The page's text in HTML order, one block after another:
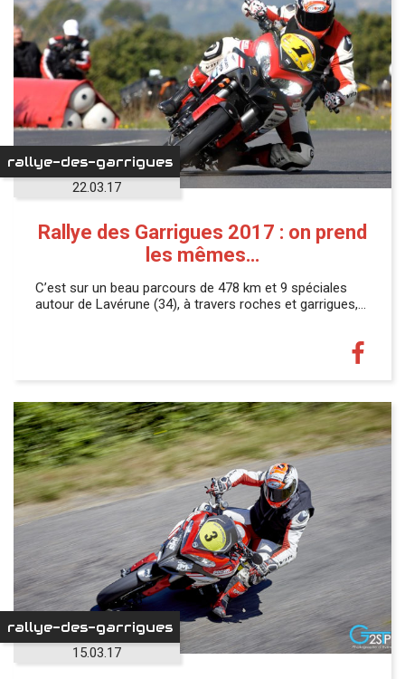
rallye-des-garrigues
22.03.17
Rallye des Garrigues 2017 : on prend
les mêmes…
C’est sur un beau parcours de 478 km et 9 spéciales
autour de Lavérune (34), à travers roches et garrigues,…
rallye-des-garrigues
15.03.17